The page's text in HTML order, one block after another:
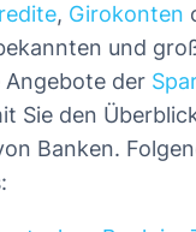
, Girokonten
und
Angebote der
Sie den
Banken.